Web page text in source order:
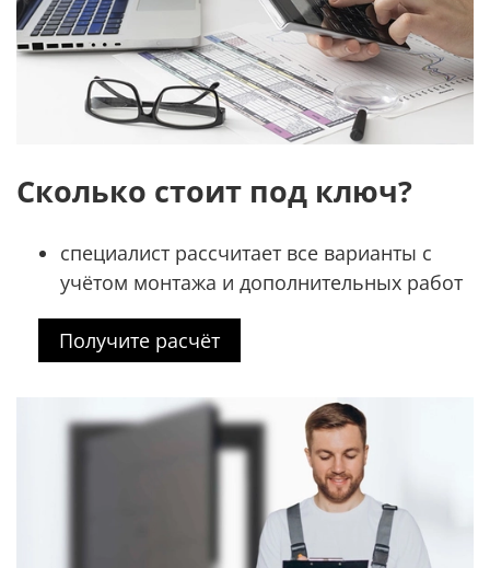
Сколько стоит под ключ?
специалист рассчитает все варианты с
учётом монтажа и дополнительных работ
Получите расчёт